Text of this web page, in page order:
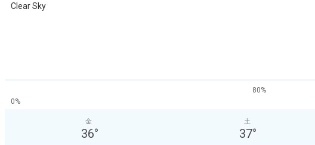
Clear Sky
80%
0%
金
36°
土
37°